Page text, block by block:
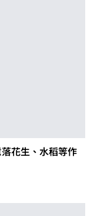
花生、水稻等作